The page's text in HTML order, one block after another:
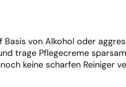
von Alkohol oder
trage Pflegecreme
keine scharfen Reiniger